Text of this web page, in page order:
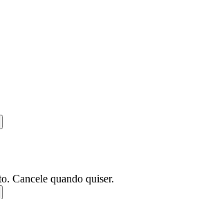
Cancele quando quiser.